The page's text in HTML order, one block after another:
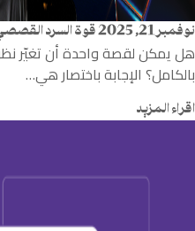
نوفمبر 21, 2025 قوة السرد القصصي
هل يمكن لقصة واحدة أن تغيّر
بالكامل؟ الإجابة باختصار هي…
اقراء المزيد